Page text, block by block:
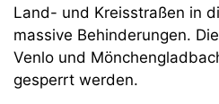
Land- und Kreisstraßen in
massive Behinderungen.
Venlo und
gesperrt werden.